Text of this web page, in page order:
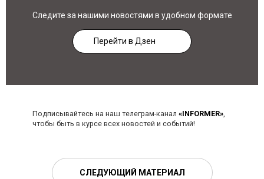
Следите за нашими новостями в удобном формате
Перейти в Дзен
Подписывайтесь на наш телеграм-канал «INFORMER»,
чтобы быть в курсе всех новостей и событий!
СЛЕДУЮЩИЙ МАТЕРИАЛ